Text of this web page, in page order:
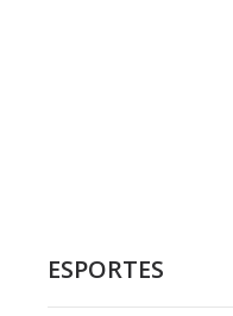
ESPORTES